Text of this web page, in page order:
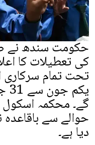
حکومت سندھ نے
کی تعطیلات کا
تحت تمام سرکاری
گے۔ محکمہ
حوالے سے
دیا ہے۔